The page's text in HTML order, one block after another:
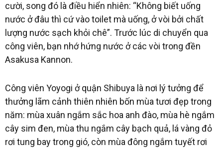
cười, song đó là điều hiển nhiên: “Không biết uống
nước ở đâu thì cứ vào toilet mà uống, ở vòi bởi chất
lượng nước sạch khỏi chê”. Trước lúc di chuyển qua
công viên, bạn nhớ hứng nước ở các vòi trong đền
Asakusa Kannon.
Công viên Yoyogi ở quận Shibuya là nơi lý tưởng để
thưởng lãm cảnh thiên nhiên bốn mùa tươi đẹp trong
năm: mùa xuân ngắm sắc hoa anh đào, mùa hè ngắm
cây sim đen, mùa thu ngắm cây bạch quả, lá vàng đỏ
rơi tung bay trong gió, còn mùa đông ngắm tuyết rơi